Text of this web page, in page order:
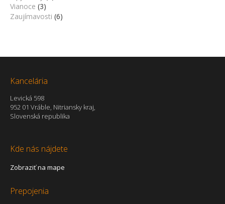
Vianoce (3)
Zaujímavosti (6)
Kancelária
Levická 598
952 01 Vráble, Nitriansky kraj,
Slovenská republika
Kde nás nájdete
Zobraziť na mape
Prepojenia